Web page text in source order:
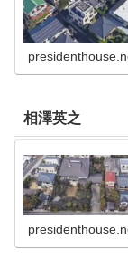
相澤英之